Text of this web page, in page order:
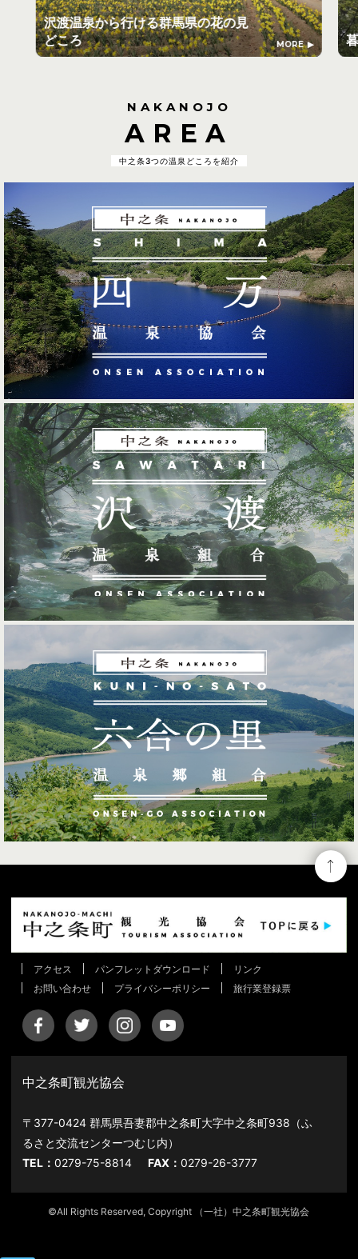
沢渡温泉から行ける群馬県の花の見
どころ
MORE
NAKANOJO
AREA
中之条3つの温泉どころを紹介
アクセス パンフレットダウンロード
リンク
お問い合わせ
プライバシーポリシー 旅行業登録票
中之条町観光協会
〒377-0424 群馬県吾妻郡中之条町大字中之条町938（ふ
るさと交流センターつむじ内）
TEL：0279-75-8814 FAX：0279-26-3777
©All Rights Reserved, Copyright （一社）中之条町観光協会